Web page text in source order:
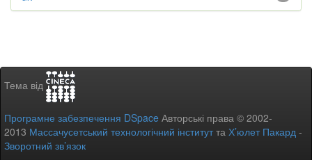
Тема від
Програмне забезпечення DSpace Авторські права © 2002-
2013 Массачусетський технологічний інститутта Х’юлет Пакард -
Зворотний зв’язок